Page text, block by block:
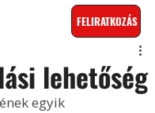
FELIRATKOZÁS
lehetőség
egyik